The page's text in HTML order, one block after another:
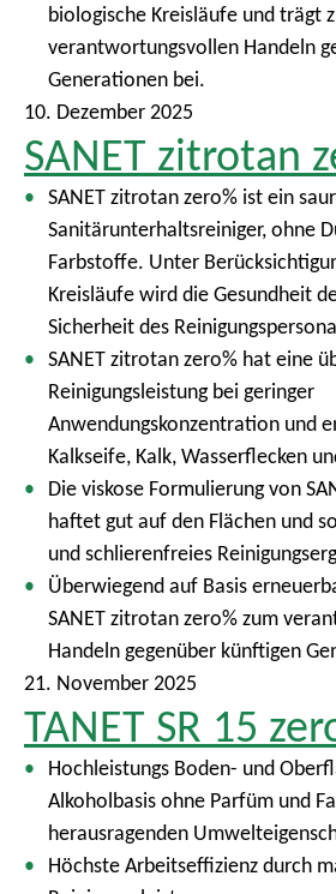
biologische Kreisläufe und trägt
verantwortungsvollen Handeln
Generationen bei.
10. Dezember 2025
SANET zitrotan
SANET zitrotan zero% ist ein
Sanitärunterhaltsreiniger, ohne
Farbstoffe. Unter
Kreisläufe wird die Gesundheit
Sicherheit des
SANET zitrotan zero% hat eine
Reinigungsleistung bei geringer
Anwendungskonzentration und
Kalkseife, Kalk, Wasserflecken
Die viskose Formulierung von
haftet gut auf den Flächen und
und schlierenfreies
Überwiegend auf Basis
SANET zitrotan zero% zum
Handeln gegenüber künftigen
21. November 2025
TANET SR 15
Hochleistungs Boden- und
Alkoholbasis ohne Parfüm und
herausragenden
Höchste Arbeitseffizienz durch